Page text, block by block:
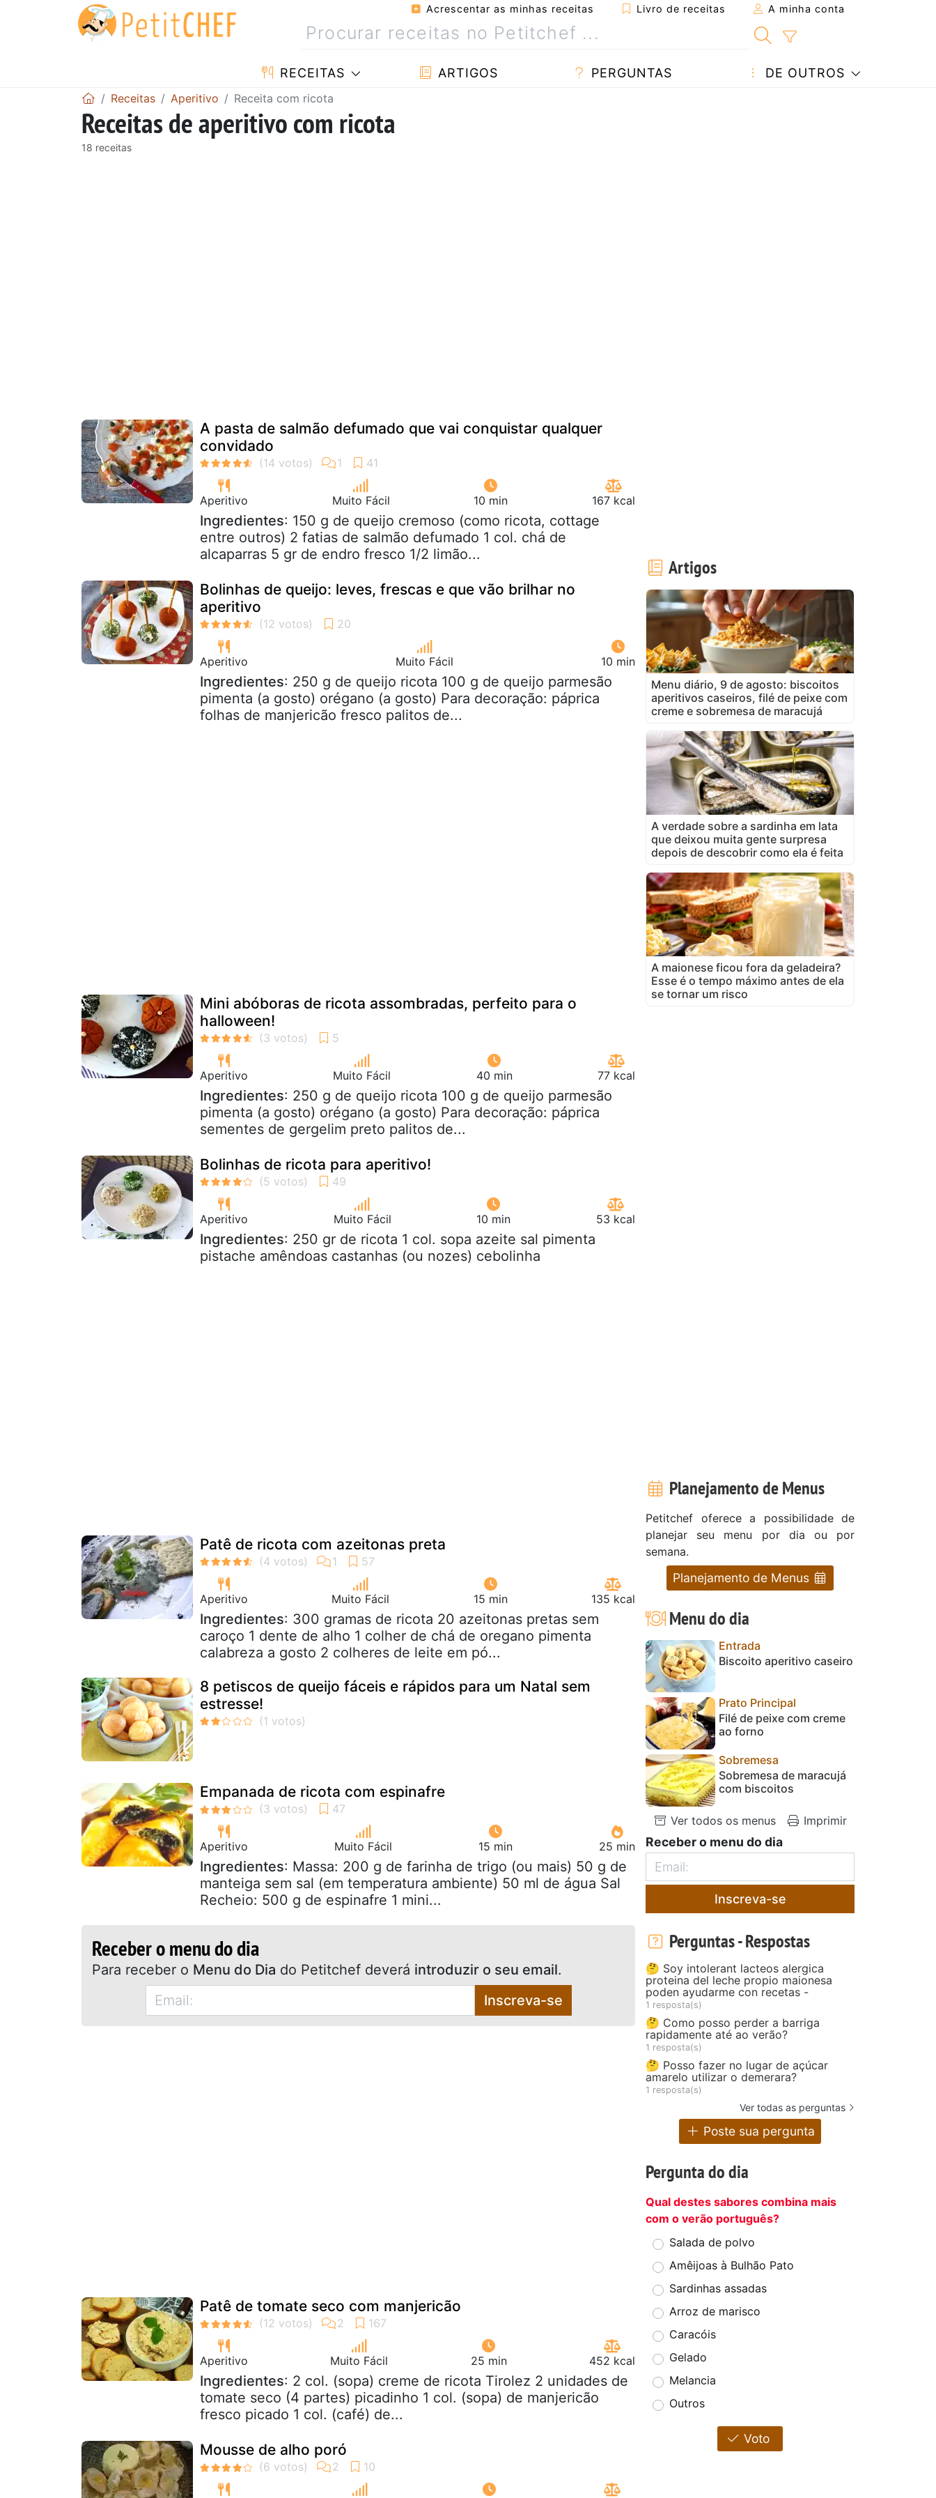
Acrescentar as minhas receitas Livro de receitas A minha conta
RECEITAS ARTIGOS PERGUNTAS DE OUTROS
Receitas Aperitivo Receita com ricota
Receitas de aperitivo com ricota
18 receitas
A pasta de salmão defumado que vai conquistar qualquer
convidado
Aperitivo Muito Fácil 10 min 167 kcal
Ingredientes: 150 g de queijo cremoso (como ricota, cottage
entre outros) 2 fatias de salmão defumado 1 col. chá de
alcaparras 5 gr de endro fresco 1/2 limão...
Bolinhas de queijo: leves, frescas e que vão brilhar no
aperitivo
Aperitivo Muito Fácil 10 min
Ingredientes: 250 g de queijo ricota 100 g de queijo parmesão
pimenta (a gosto) orégano (a gosto) Para decoração: páprica
folhas de manjericão fresco palitos de...
Mini abóboras de ricota assombradas, perfeito para o
halloween!
Aperitivo Muito Fácil 40 min 77 kcal
Ingredientes: 250 g de queijo ricota 100 g de queijo parmesão
pimenta (a gosto) orégano (a gosto) Para decoração: páprica
sementes de gergelim preto palitos de...
Bolinhas de ricota para aperitivo!
Aperitivo Muito Fácil 10 min 53 kcal
Ingredientes: 250 gr de ricota 1 col. sopa azeite sal pimenta
pistache amêndoas castanhas (ou nozes) cebolinha
Patê de ricota com azeitonas preta
Aperitivo Muito Fácil 15 min 135 kcal
Ingredientes: 300 gramas de ricota 20 azeitonas pretas sem
caroço 1 dente de alho 1 colher de chá de oregano pimenta
calabreza a gosto 2 colheres de leite em pó...
8 petiscos de queijo fáceis e rápidos para um Natal sem
estresse!
Empanada de ricota com espinafre
Aperitivo Muito Fácil 15 min 25 min
Ingredientes: Massa: 200 g de farinha de trigo (ou mais) 50 g de
manteiga sem sal (em temperatura ambiente) 50 ml de água Sal
Recheio: 500 g de espinafre 1 mini...
Receber o menu do dia
Para receber o Menu do Dia do Petitchef deverá introduzir o seu email.
Inscreva-se
Patê de tomate seco com manjericão
Aperitivo Muito Fácil 25 min 452 kcal
Ingredientes: 2 col. (sopa) creme de ricota Tirolez 2 unidades de
tomate seco (4 partes) picadinho 1 col. (sopa) de manjericão
fresco picado 1 col. (café) de...
Mousse de alho poró
Artigos
Menu diário, 9 de agosto: biscoitos
aperitivos caseiros, filé de peixe com
creme e sobremesa de maracujá
A verdade sobre a sardinha em lata
que deixou muita gente surpresa
depois de descobrir como ela é feita
A maionese ficou fora da geladeira?
Esse é o tempo máximo antes de ela
se tornar um risco
Planejamento de Menus
Petitchef oferece a possibilidade de
planejar seu menu por dia ou por
semana.
Planejamento de Menus
Menu do dia
Entrada
Biscoito aperitivo caseiro
Prato Principal
Filé de peixe com creme
ao forno
Sobremesa
Sobremesa de maracujá
com biscoitos
Ver todos os menus Imprimir
Receber o menu do dia
Inscreva-se
Perguntas - Respostas
🤔 Soy intolerant lacteos alergica
proteina del leche propio maionesa
poden ayudarme con recetas -
1 resposta(s)
🤔 Como posso perder a barriga
rapidamente até ao verão?
1 resposta(s)
🤔 Posso fazer no lugar de açúcar
amarelo utilizar o demerara?
1 resposta(s)
Ver todas as perguntas
Poste sua pergunta
Pergunta do dia
Qual destes sabores combina mais
com o verão português?
Salada de polvo
Amêijoas à Bulhão Pato
Sardinhas assadas
Arroz de marisco
Caracóis
Gelado
Melancia
Outros
Voto